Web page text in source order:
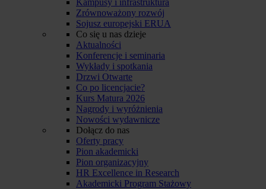
Zrównoważony rozwój
Sojusz europejski ERUA
Co się u nas dzieje
Aktualności
Konferencje i seminaria
Wykłady i spotkania
Drzwi Otwarte
Co po licencjacie?
Kurs Matura 2026
Nagrody i wyróżnienia
Nowości wydawnicze
Dołącz do nas
Oferty pracy
Pion akademicki
Pion organizacyjny
HR Excellence in Research
Akademicki Program Stażowy